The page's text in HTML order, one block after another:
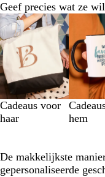
Geef precies wat ze
Cadeaus voor
haar
hem
Dia's
1
t/m
3
van
4
De makkelijkste
gepersonaliseerde